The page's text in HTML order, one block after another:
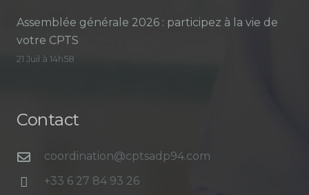
Assemblée générale 2026 : participez à la vie de
votre CPTS
21 Juil à 14h58
Contact
coordination@cptsadp94.com
+33 6 27 84 93 26